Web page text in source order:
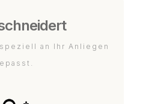
an Ihr Anliegen